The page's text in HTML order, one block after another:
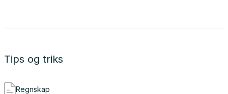
Tips og triks
Regnskap